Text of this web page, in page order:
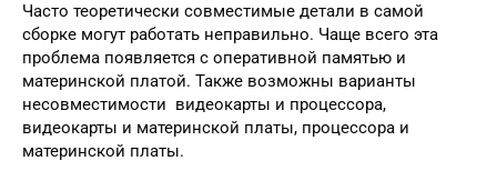
Часто теоретически совместимые детали в самой
сборке могут работать неправильно. Чаще всего эта
проблема появляется с оперативной памятью и
материнской платой. Также возможны варианты
несовместимости видеокарты и процессора,
видеокарты и материнской платы, процессора и
материнской платы.